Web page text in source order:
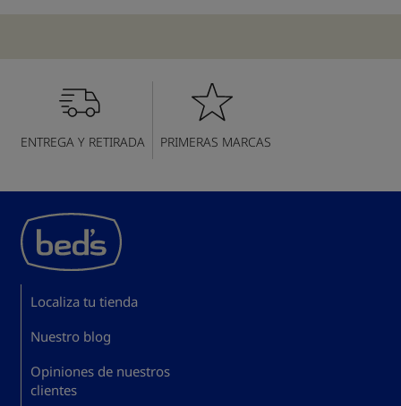
ENTREGA Y RETIRADA PRIMERAS MARCAS
Localiza tu tienda
Nuestro blog
Opiniones de nuestros
clientes